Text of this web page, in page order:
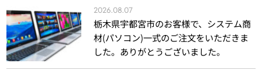
2026.08.07
栃木県宇都宮市のお客様で、システム商
材(パソコン)一式のご注文をいただきま
した。ありがとうございました。